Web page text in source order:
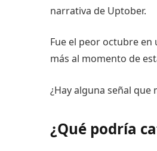
narrativa de Uptober.
Fue el peor octubre en
más al momento de
¿Hay alguna señal
¿Qué podría